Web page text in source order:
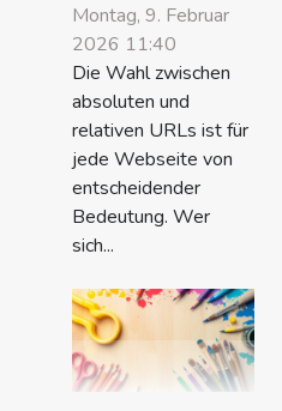
Montag, 9. Februar
2026 11:40
Die Wahl zwischen
absoluten und
relativen URLs ist für
jede Webseite von
entscheidender
Bedeutung. Wer
sich...